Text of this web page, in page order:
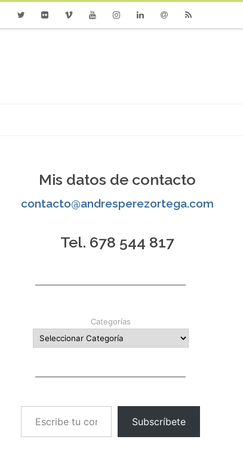
Mis datos de contacto
contacto@andresperezortega.com
Tel. 678 544 817
Categorías
Escribe tu correo electrónico…
Subscríbete